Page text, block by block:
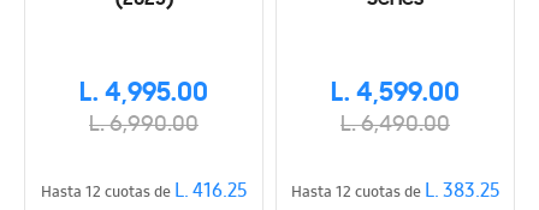
L. 4,995.00
L. 6,990.00
Hasta 12 cuotas deL. 416.25
L. 4,599.00
L. 6,490.00
Hasta 12 cuotas deL. 383.25